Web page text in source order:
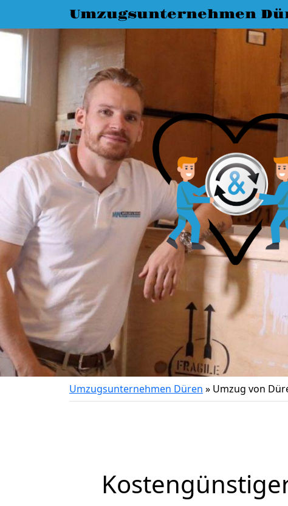
Umzugsunternehmen
Umzugsunternehmen Düren » Umzug von